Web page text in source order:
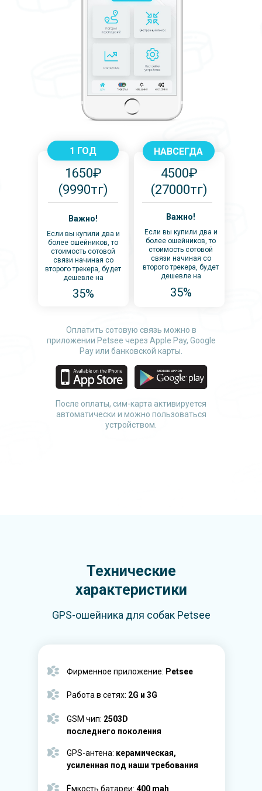
1 ГОД
1650₽
(9990тг)
Оплатить сотовую связь можно в
приложении Petsee через Apple Pay, Google
Pay или банковской карты.
После оплаты, сим-карта активируется
автоматически и можно пользоваться
устройством.
НАВСЕГДА
4500₽
(27000тг)
Важно!
Если вы купили два и
более ошейников, то
стоимость сотовой
связи начиная со
второго трекера, будет
дешевле на
35%
Важно!
Если вы купили два и
более ошейников, то
стоимость сотовой
связи начиная со
второго трекера, будет
дешевле на
35%
Технические
характеристики
GPS-ошейника для собак Petsee
Фирменное приложение: Petsee
Работа в сетях: 2G и 3G
GSM чип: 2503D
последнего поколения
GPS-антена: керамическая,
усиленная под наши требования
Ёмкость батареи: 400 mah